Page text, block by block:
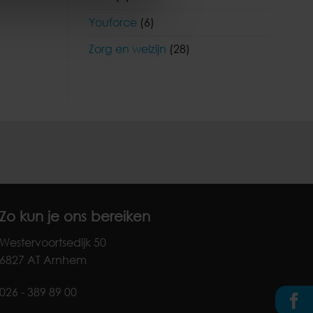
Youforce (6)
Zorg en welzijn (28)
Zo kun je ons bereiken
Westervoortsedijk 50
6827 AT Arnhem
026 - 389 89 00